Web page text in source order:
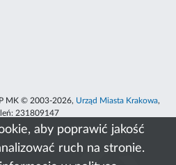
aby poprawić jakość
ruch na stronie.
MK © 2003-2026, Urząd Miasta Krakowa,
231809147